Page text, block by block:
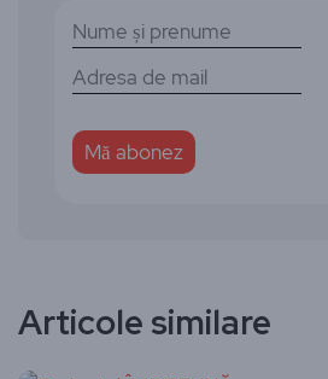
Articole similare